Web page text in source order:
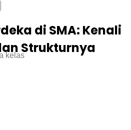
kelas
di SMA: Kenali
Strukturnya